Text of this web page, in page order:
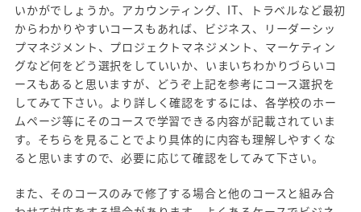
いかがでしょうか。アカウンティング、IT、トラベルなど最初
からわかりやすいコースもあれば、ビジネス、リーダーシッ
プマネジメント、プロジェクトマネジメント、マーケティン
グなど何をどう選択をしていいか、いまいちわかりづらいコ
ースもあると思いますが、どうぞ上記を参考にコース選択を
してみて下さい。より詳しく確認をするには、各学校のホー
ムページ等にそのコースで学習できる内容が記載されていま
す。そちらを見ることでより具体的に内容も理解しやすくな
ると思いますので、必要に応じて確認をしてみて下さい。
また、そのコースのみで修了する場合と他のコースと組み合